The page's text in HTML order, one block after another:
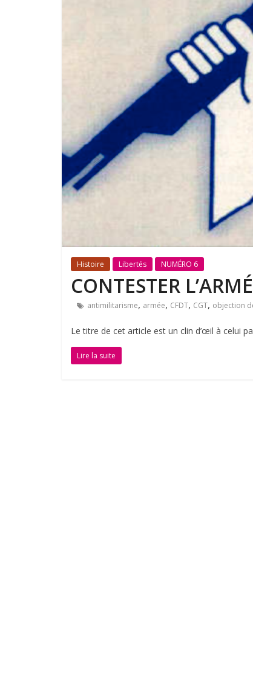
Histoire Libertés NUMÉRO 6
CONTESTER
antimilitarisme, armée, CFDT, CGT, objection
Le titre de cet article est un clin d’œil à celui
Lire la suite